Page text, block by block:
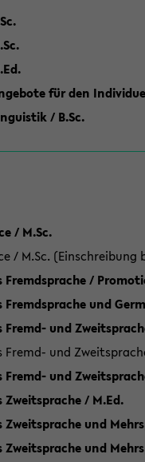
für den
/ B.Sc.
/ M.Sc.
/ M.Sc. (Einschreibung
Fremdsprache /
Fremdsprache und
Fremd- und
Fremd- und
Fremd- und
Zweitsprache / M.Ed.
Zweitsprache und
Zweitsprache und